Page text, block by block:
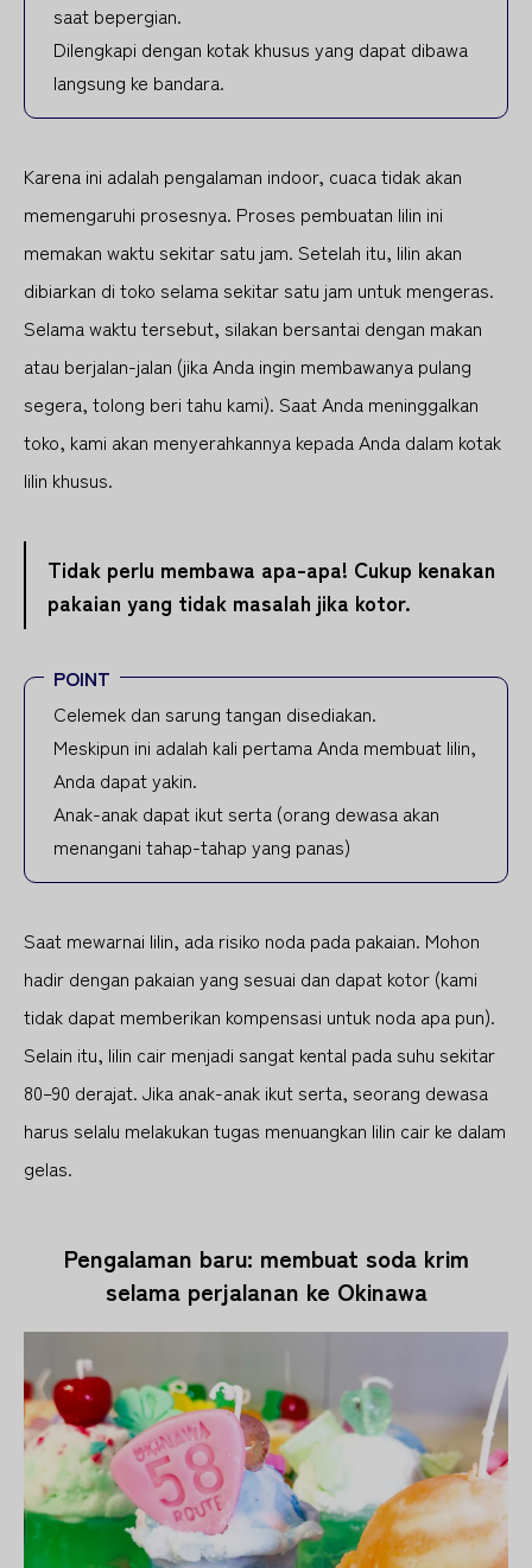
saat bepergian.
Dilengkapi dengan kotak khusus yang dapat dibawa
langsung ke bandara.
Karena ini adalah pengalaman indoor, cuaca tidak akan
memengaruhi prosesnya. Proses pembuatan lilin ini
memakan waktu sekitar satu jam. Setelah itu, lilin akan
dibiarkan di toko selama sekitar satu jam untuk mengeras.
Selama waktu tersebut, silakan bersantai dengan makan
atau berjalan-jalan (jika Anda ingin membawanya pulang
segera, tolong beri tahu kami). Saat Anda meninggalkan
toko, kami akan menyerahkannya kepada Anda dalam kotak
lilin khusus.
Tidak perlu membawa apa-apa! Cukup kenakan
pakaian yang tidak masalah jika kotor.
POINT
Celemek dan sarung tangan disediakan.
Meskipun ini adalah kali pertama Anda membuat lilin,
Anda dapat yakin.
Anak-anak dapat ikut serta (orang dewasa akan
menangani tahap-tahap yang panas)
Saat mewarnai lilin, ada risiko noda pada pakaian. Mohon
hadir dengan pakaian yang sesuai dan dapat kotor (kami
tidak dapat memberikan kompensasi untuk noda apa pun).
Selain itu, lilin cair menjadi sangat kental pada suhu sekitar
80–90 derajat. Jika anak-anak ikut serta, seorang dewasa
harus selalu melakukan tugas menuangkan lilin cair ke dalam
gelas.
Pengalaman baru: membuat soda krim
selama perjalanan ke Okinawa